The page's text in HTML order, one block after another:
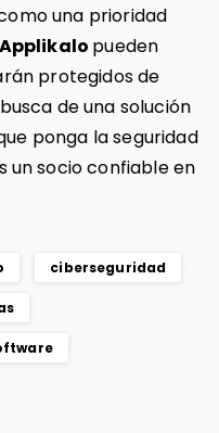
una prioridad
Applikalo pueden
protegidos de
de una solución
ponga la seguridad
un socio confiable en
ciberseguridad